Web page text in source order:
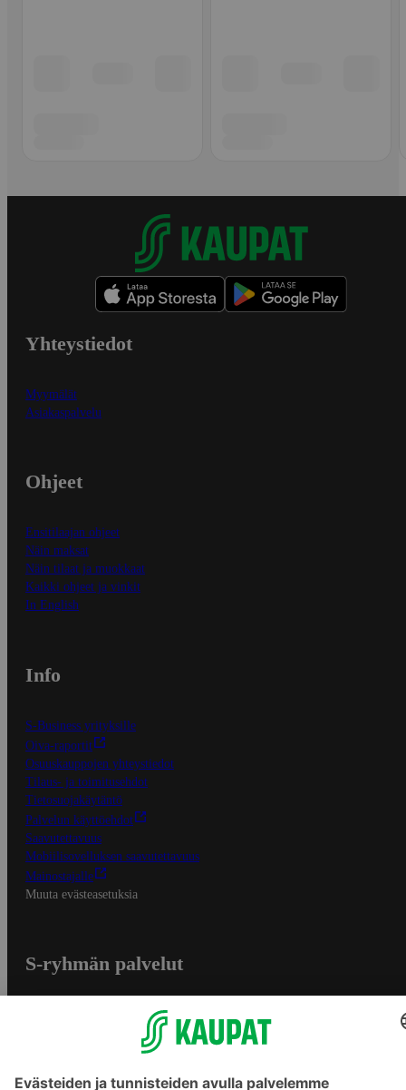
Yhteystiedot
Myymälät
Asiakaspalvelu
Ohjeet
Ensitilaajan ohjeet
Näin maksat
Näin tilaat ja muokkaat
Kaikki ohjeet ja vinkit
In English
Info
S-Business yrityksille
Oiva-raportit
Osuuskauppojen yhteystiedot
Tilaus- ja toimitusehdot
Tietosuojakäytäntö
Palvelun käyttöehdot
Saavutettavuus
Mobiilisovelluksen saavutettavuus
Mainostajalle
Muuta evästeasetuksia
S-ryhmän palvelut
Yhteishyvä Ruoka -sovellus
S-ostoslista -sovellus